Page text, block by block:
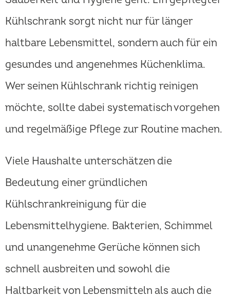
Kühlschrank sorgt nicht nur für länger
haltbare Lebensmittel, sondern auch für ein
gesundes und angenehmes Küchenklima.
Wer seinen Kühlschrank richtig reinigen
möchte, sollte dabei systematisch vorgehen
und regelmäßige Pflege zur Routine machen.
Viele Haushalte unterschätzen die
Bedeutung einer gründlichen
Kühlschrankreinigung für die
Lebensmittelhygiene. Bakterien, Schimmel
und unangenehme Gerüche können sich
schnell ausbreiten und sowohl die
Haltbarkeit von Lebensmitteln als auch die